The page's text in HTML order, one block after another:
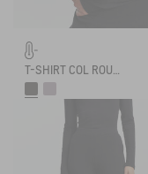
T-SHIRT COL ROULÉ THERMO-RÉGULATEUR